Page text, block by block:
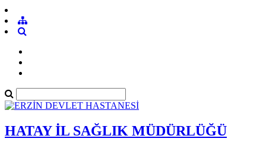
HATAY İL SAĞLIK MÜDÜRLÜĞÜ